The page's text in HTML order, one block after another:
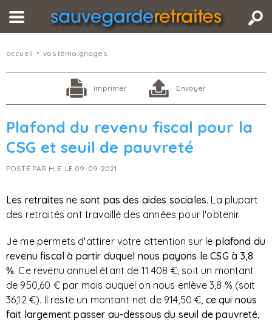
accueil • vos témoignages
imprimer Envoyer
Plafond du revenu fiscal pour la
CSG et seuil de pauvreté
POSTÉ PAR H. E. LE 09-09-2021
Les retraites ne sont pas des aides sociales. La plupart
des retraités ont travaillé des années pour l'obtenir.
Je me permets d'attirer votre attention sur le plafond du
revenu fiscal à partir duquel nous payons le CSG à 3,8
%. Ce revenu annuel étant de 11 408 €, soit un montant
de 950,60 € par mois auquel on nous enlève 3,8 % (soit
36,12 €). Il reste un montant net de 914,50 €, ce qui nous
fait largement passer au-dessous du seuil de pauvreté,